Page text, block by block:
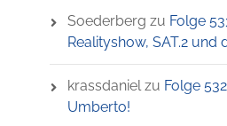
Soederberg zu Folge
Realityshow, SAT.2 und
krassdanielzu Folge
Umberto!